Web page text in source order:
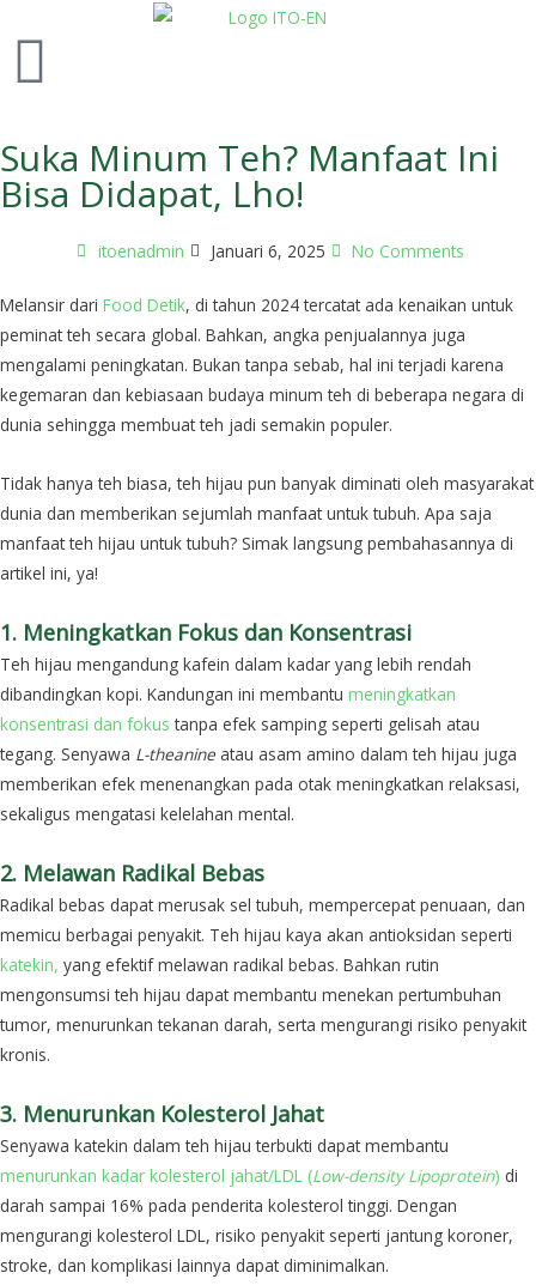
Suka Minum Teh? Manfaat Ini
Bisa Didapat, Lho!
itoenadmin Januari 6, 2025 No Comments
Melansir dari Food Detik, di tahun 2024 tercatat ada kenaikan untuk
peminat teh secara global. Bahkan, angka penjualannya juga
mengalami peningkatan. Bukan tanpa sebab, hal ini terjadi karena
kegemaran dan kebiasaan budaya minum teh di beberapa negara di
dunia sehingga membuat teh jadi semakin populer.
Tidak hanya teh biasa, teh hijau pun banyak diminati oleh masyarakat
dunia dan memberikan sejumlah manfaat untuk tubuh. Apa saja
manfaat teh hijau untuk tubuh? Simak langsung pembahasannya di
artikel ini, ya!
1. Meningkatkan Fokus dan Konsentrasi
Teh hijau mengandung kafein dalam kadar yang lebih rendah
dibandingkan kopi. Kandungan ini membantu meningkatkan
konsentrasi dan fokus tanpa efek samping seperti gelisah atau
tegang. Senyawa L-theanine atau asam amino dalam teh hijau juga
memberikan efek menenangkan pada otak meningkatkan relaksasi,
sekaligus mengatasi kelelahan mental.
2. Melawan Radikal Bebas
Radikal bebas dapat merusak sel tubuh, mempercepat penuaan, dan
memicu berbagai penyakit. Teh hijau kaya akan antioksidan seperti
katekin, yang efektif melawan radikal bebas. Bahkan rutin
mengonsumsi teh hijau dapat membantu menekan pertumbuhan
tumor, menurunkan tekanan darah, serta mengurangi risiko penyakit
kronis.
3. Menurunkan Kolesterol Jahat
Senyawa katekin dalam teh hijau terbukti dapat membantu
menurunkan kadar kolesterol jahat/LDL (Low-density Lipoprotein) di
darah sampai 16% pada penderita kolesterol tinggi. Dengan
mengurangi kolesterol LDL, risiko penyakit seperti jantung koroner,
stroke, dan komplikasi lainnya dapat diminimalkan.